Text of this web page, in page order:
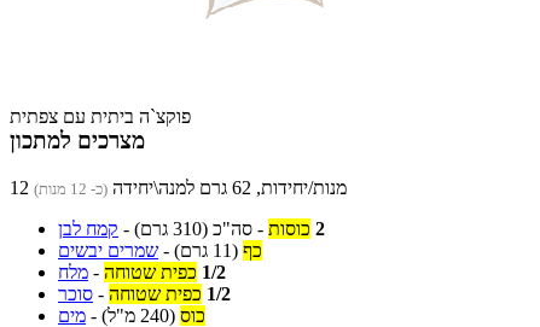
פוקצ`ה ביתית עם צפתית
מצרכים למתכון
12 מנות/יחידות, 62 גרם למנה\יחידה (כ- 12 מנות)
קמח לבן - 2 כוסות - סה"כ (310 גרם)
שמרים יבשים - כף (11 גרם)
מלח - 1/2 כפית שטוחה
סוכר - 1/2 כפית שטוחה
מים - כוס (240 מ"ל)